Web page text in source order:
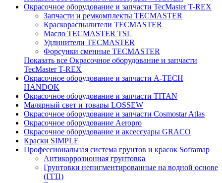
Окрасочное оборудование и запчасти TecMaster T-REX
Запчасти и ремкомплекты TECMASTER
Краскораспылители TECMASTER
Масло TECMASTER TSL
Удлинители TECMASTER
Форсунки сменные TECMASTER
Показать все Окрасочное оборудование и запчасти
TecMaster T-REX
Окрасочное оборудование и запчасти A-TECH
HANDOK
Окрасочное оборудование и запчасти TITAN
Малярный свет и товары LOSSEW
Окрасочное оборудование и запчасти Cosmostar Atlas
Окрасочное оборудование Aeropro
Окрасочное оборудование и аксессуары GRACO
Краски SIMPLE
Профессиональная система грунтов и красок Soframap
Антикоррозионная грунтовка
Грунтовки непигментированные на водной основе
(ГГП)